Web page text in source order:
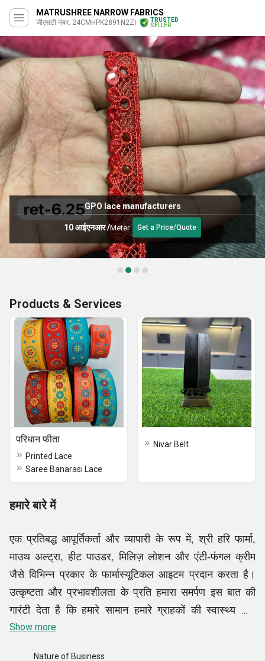
MATRUSHREE NARROW FABRICS
जीएसटी नंबर. 24CMHPK2891N2ZI
TRUSTED
SELLER
GPO lace manufacturers
10 आईएनआर/Meter Get a Price/Quote
Products & Services
परिधान फीता
Printed Lace
Saree Banarasi Lace
Nivar Belt
हमारे बारे में
एक प्रतिबद्ध आपूर्तिकर्ता और व्यापारी के रूप में, श्री हरि फार्मा,
माउथ अल्ट्रा, हीट पाउडर, मिलिज़ लोशन और एंटी-फंगल क्रीम
जैसे विभिन्न प्रकार के फार्मास्यूटिकल आइटम प्रदान करता है।
उत्कृष्टता और प्रभावशीलता के प्रति हमारा समर्पण इस बात की
गारंटी देता है कि हमारे सामान हमारे ग्राहकों की स्वास्थ्य और
कल्याण संबंधी चिंताओं के व्यावहारिक उत्तर देते हुए उद्योग की सबसे
Show more
Nature of Business